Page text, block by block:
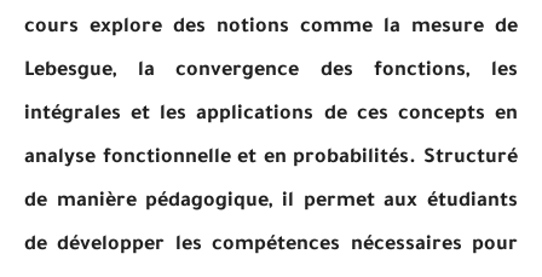
cours explore des notions comme la mesure de
Lebesgue, la convergence des fonctions, les
intégrales et les applications de ces concepts en
analyse fonctionnelle et en probabilités. Structuré
de manière pédagogique, il permet aux étudiants
de développer les compétences nécessaires pour